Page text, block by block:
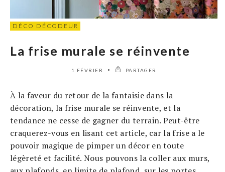
DÉCO DÉCODEUR
La frise murale se réinvente
1 FÉVRIER PARTAGER
À la faveur du retour de la fantaisie dans la
décoration, la frise murale se réinvente, et la
tendance ne cesse de gagner du terrain. Peut-être
craquerez-vous en lisant cet article, car la frise a le
pouvoir magique de pimper un décor en toute
légèreté et facilité. Nous pouvons la coller aux murs,